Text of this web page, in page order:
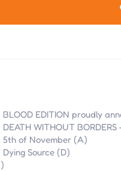
BLOOD EDITION proudly
DEATH WITHOUT
5th of November (A)
Dying Source (D)